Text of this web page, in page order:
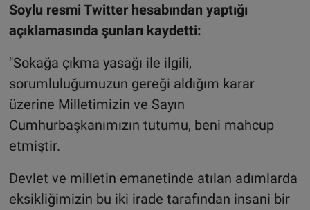
Soylu resmi Twitter hesabından yaptığı
açıklamasında şunları kaydetti:
"Sokağa çıkma yasağı ile ilgili,
sorumluluğumuzun gereği aldığım karar
üzerine Milletimizin ve Sayın
Cumhurbaşkanımızın tutumu, beni mahcup
etmiştir.
Devlet ve milletin emanetinde atılan adımlarda
eksikliğimizin bu iki irade tarafından insani bir